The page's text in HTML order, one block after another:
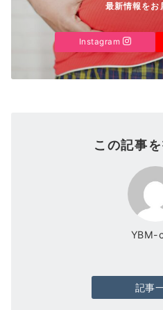
最新情報をお
Instagram
この記事
YBM-
記事